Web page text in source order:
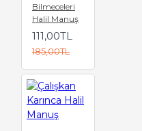
Bilmeceleri
Halil Manuş
111,00TL
185,00TL